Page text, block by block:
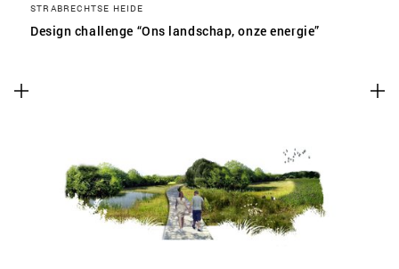
STRABRECHTSE HEIDE
Design challenge “Ons landschap, onze energie”